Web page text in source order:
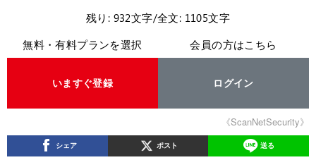
残り: 932文字/全文: 1105文字
無料・有料プランを選択
いますぐ登録
会員の方はこちら
ログイン
《ScanNetSecurity》
シェア ポスト 送る